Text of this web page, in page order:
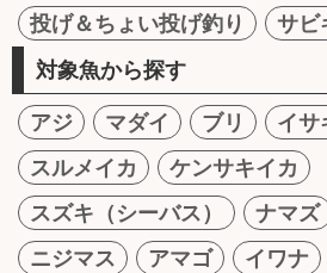
投げ＆ちょい投げ釣り
サビ
対象魚から探す
アジ マダイ ブリ イサ
スルメイカ
ケンサキイカ
スズキ（シーバス）
ナマズ
ニジマス
アマゴ イワナ